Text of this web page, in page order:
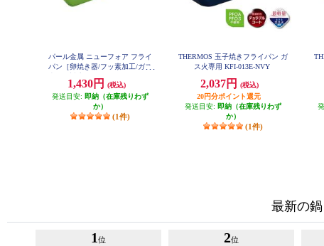
パール金属 ニューフォア フライ
パン［卵焼き器/フッ素加工/ガス
1,430円
(税込)
発送目安: 即納（在庫残りわず
か）
(1件)
THERMOS 玉子焼きフライパン ガ
ス火専用 KFI-013E-NVY
2,037円
(税込)
20円分ポイント還元
発送目安: 即納（在庫残りわず
か）
(1件)
最新の
1 位 2位